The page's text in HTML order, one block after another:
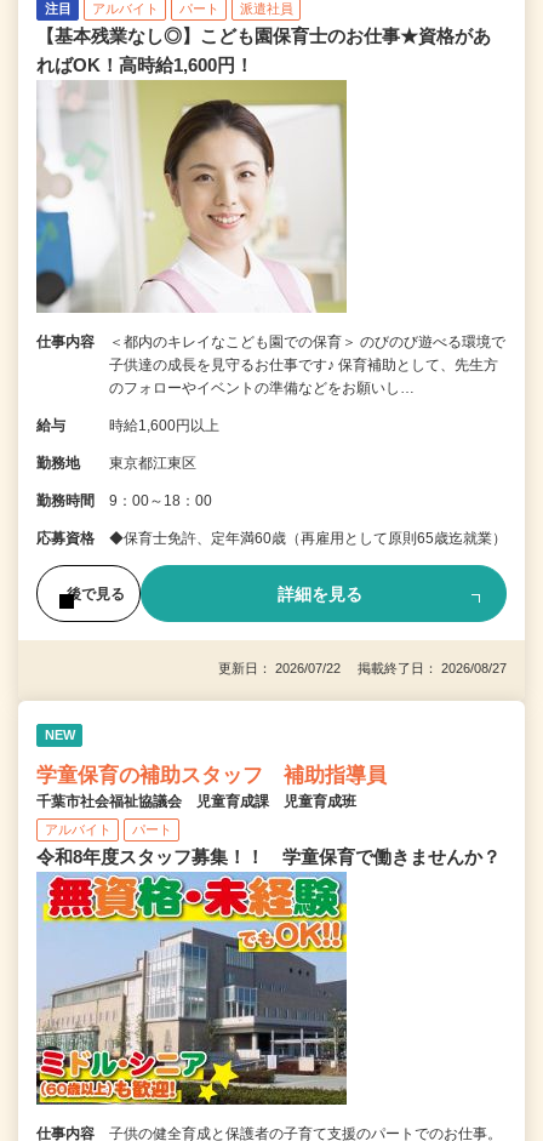
注目 アルバイト パート 派遣社員
【基本残業なし◎】こども園保育士のお仕事★資格があ
ればOK！高時給1,600円！
仕事内容
＜都内のキレイなこども園での保育＞ のびのび遊べる環境で
子供達の成長を見守るお仕事です♪ 保育補助として、先生方
のフォローやイベントの準備などをお願いし…
給与 時給1,600円以上
勤務地 東京都江東区
勤務時間 9：00～18：00
応募資格 ◆保育士免許、定年満60歳（再雇用として原則65歳迄就業）
後で見る 詳細を見る
更新日： 2026/07/22 掲載終了日： 2026/08/27
NEW
学童保育の補助スタッフ 補助指導員
千葉市社会福祉協議会 児童育成課 児童育成班
アルバイト パート
令和8年度スタッフ募集！！ 学童保育で働きませんか？
仕事内容 子供の健全育成と保護者の子育て支援のパートでのお仕事。